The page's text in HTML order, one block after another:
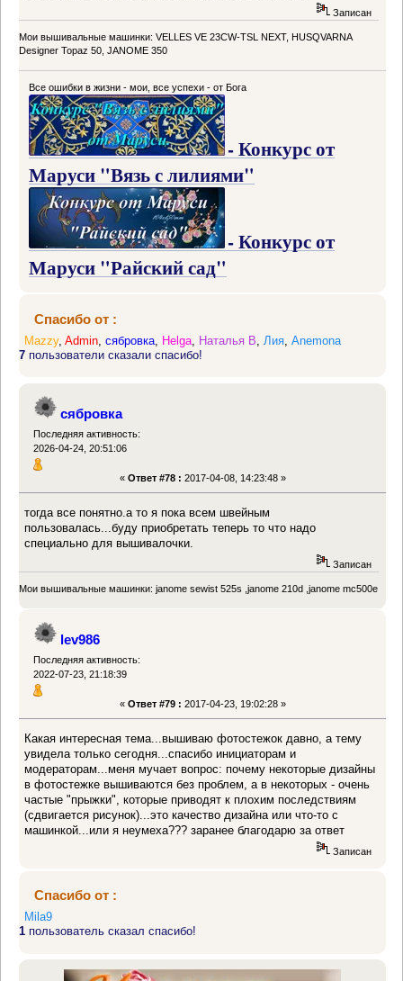
Записан
Мои вышивальные машинки: VELLES VE 23CW-TSL NEXT, HUSQVARNA
Designer Topaz 50, JANOME 350
Все ошибки в жизни - мои, все успехи - от Бога
- Конкурс от
Маруси "Вязь с лилиями"
- Конкурс от
Маруси "Райский сад"
Спасибо от :
Mazzy,Admin,сябровка, Helga, Наталья В,Лия,Anemona
7 пользователи сказали спасибо!
сябровка
Последняя активность:
2026-04-24, 20:51:06
« Ответ #78 : 2017-04-08, 14:23:48 »
тогда все понятно.а то я пока всем швейным
пользовалась...буду приобретать теперь то что надо
специально для вышивалочки.
Записан
Мои вышивальные машинки: janome sewist 525s ,janome 210d ,janome mc500e
lev986
Последняя активность:
2022-07-23, 21:18:39
« Ответ #79 : 2017-04-23, 19:02:28 »
Какая интересная тема...вышиваю фотостежок давно, а тему
увидела только сегодня...спасибо инициаторам и
модераторам...меня мучает вопрос: почему некоторые дизайны
в фотостежке вышиваются без проблем, а в некоторых - очень
частые "прыжки", которые приводят к плохим последствиям
(сдвигается рисунок)...это качество дизайна или что-то с
машинкой...или я неумеха??? заранее благодарю за ответ
Записан
Спасибо от :
Mila9
1 пользователь сказал спасибо!